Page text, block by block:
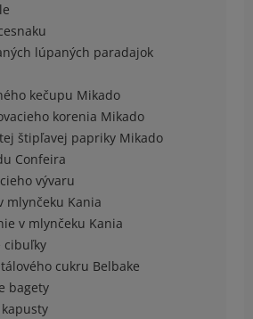
lúpaných paradajok
kečupu Mikado
korenia Mikado
štipľavej papriky Mikado
Confeira
vývaru
mlynčeku Kania
v mlynčeku Kania
cibuľky
cukru Belbake
bagety